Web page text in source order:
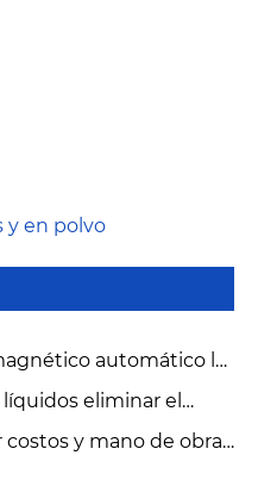
y en polvo
automático la
eliminar el
costos y mano de obra